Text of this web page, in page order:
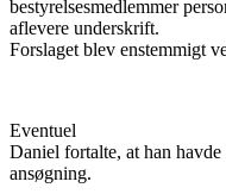
bestyrelsesmedlemmer
aflevere underskrift.
Forslaget blev enstemmigt
Eventuel
Daniel fortalte, at han
ansøgning.